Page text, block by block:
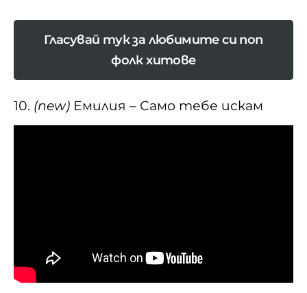
Гласувай тук за любимите си поп
фолк хитове
10. (new) Емилия – Само тебе искам